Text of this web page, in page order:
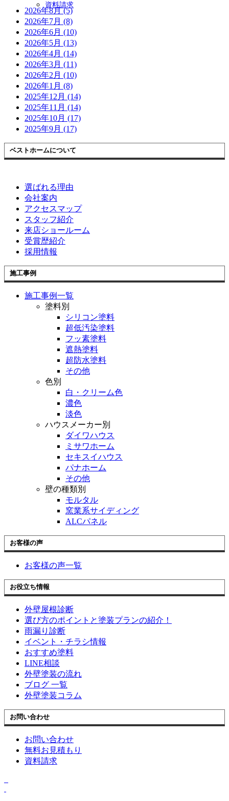
資料請求
2026年8月 (5)
2026年7月 (8)
2026年6月 (10)
2026年5月 (13)
2026年4月 (14)
2026年3月 (11)
2026年2月 (10)
2026年1月 (8)
2025年12月 (14)
2025年11月 (14)
2025年10月 (17)
2025年9月 (17)
ベストホームについて
選ばれる理由
会社案内
アクセスマップ
スタッフ紹介
来店ショールーム
受賞歴紹介
採用情報
施工事例
施工事例一覧
塗料別
シリコン塗料
超低汚染塗料
フッ素塗料
遮熱塗料
超防水塗料
その他
色別
白・クリーム色
濃色
淡色
ハウスメーカー別
ダイワハウス
ミサワホーム
セキスイハウス
パナホーム
その他
壁の種類別
モルタル
窯業系サイディング
ALCパネル
お客様の声
お客様の声一覧
お役立ち情報
外壁屋根診断
選び方のポイントと塗装プランの紹介！
雨漏り診断
イベント・チラシ情報
おすすめ塗料
LINE相談
外壁塗装の流れ
ブログ 一覧
外壁塗装コラム
お問い合わせ
お問い合わせ
無料お見積もり
資料請求